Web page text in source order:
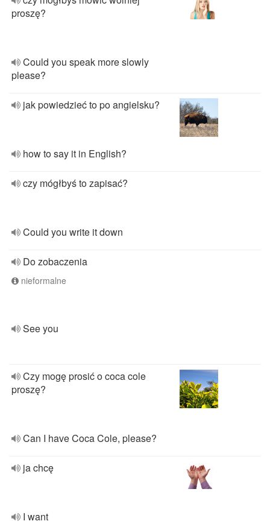
proszę?
Could you speak more slowly
please?
jak powiedzieć to po angielsku?
how to say it in English?
czy mógłbyś to zapisać?
Could you write it down
Do zobaczenia
nieformalne
See you
Czy mogę prosić o coca cole
proszę?
Can I have Coca Cole, please?
ja chcę
I want